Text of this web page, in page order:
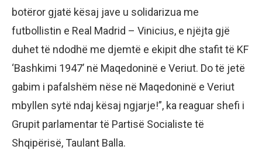
botëror gjatë kësaj jave u solidarizua me
futbollistin e Real Madrid – Vinicius, e njëjta gjë
duhet të ndodhë me djemtë e ekipit dhe stafit të KF
‘Bashkimi 1947’ në Maqedoninë e Veriut. Do të jetë
gabim i pafalshëm nëse në Maqedoninë e Veriut
mbyllen sytë ndaj kësaj ngjarje!”, ka reaguar shefi i
Grupit parlamentar të Partisë Socialiste të
Shqipërisë, Taulant Balla.